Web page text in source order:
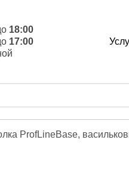
18:00
17:00
ProfLineBase,